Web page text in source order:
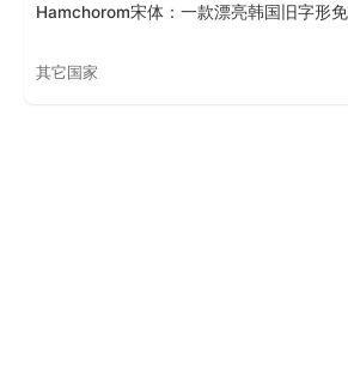
Hamchorom宋体：一款漂亮韩国旧字形
其它国家